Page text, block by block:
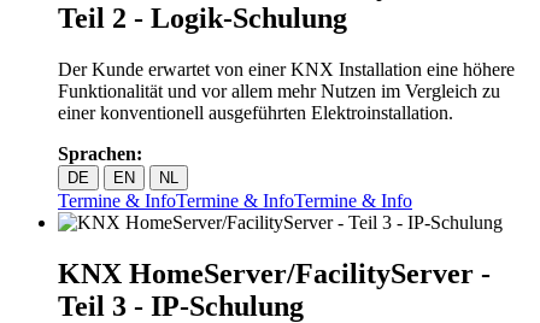
Teil 2 - Logik-Schulung
Der Kunde erwartet von einer KNX Installation eine höhere
Funktionalität und vor allem mehr Nutzen im Vergleich zu
einer konventionell ausgeführten Elektroinstallation.
Sprachen:
DE EN NL
Termine & InfoTermine & InfoTermine & Info
KNX HomeServer/FacilityServer -
Teil 3 - IP-Schulung